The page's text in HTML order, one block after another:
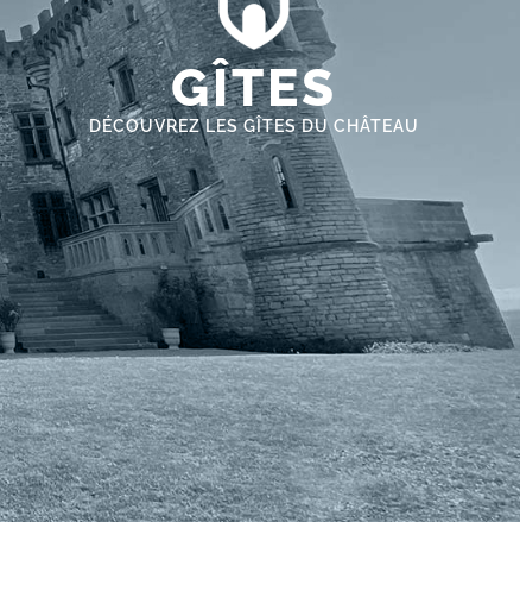
GÎTES
DÉCOUVREZ LES GÎTES DU CHÂTEAU